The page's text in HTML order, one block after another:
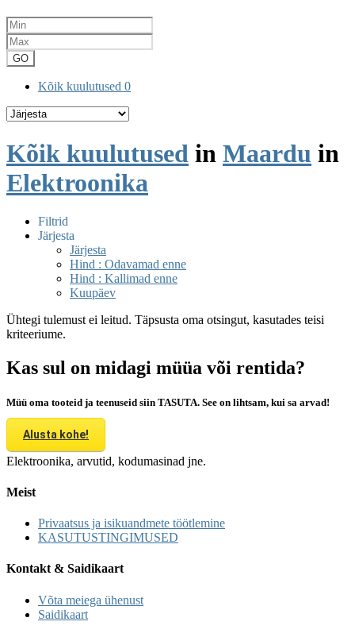
GO
Kõik kuulutused 0
Kõik kuulutused in Maardu in
Elektroonika
Filtrid
Järjesta
Järjesta
Hind : Odavamad enne
Hind : Kallimad enne
Kuupäev
Ühtegi tulemust ei leitud. Täpsusta oma otsingut, kasutades teisi
kriteeriume.
Kas sul on midagi müüa või rentida?
Müü oma tooteid ja teenuseid siin TASUTA. See on lihtsam, kui sa arvad!
Alusta kohe!
Elektroonika, arvutid, kodumasinad jne.
Meist
Privaatsus ja isikuandmete töötlemine
KASUTUSTINGIMUSED
Kontakt & Saidikaart
Võta meiega ühenust
Saidikaart